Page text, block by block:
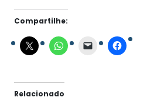
Compartilhe:
Relacionado